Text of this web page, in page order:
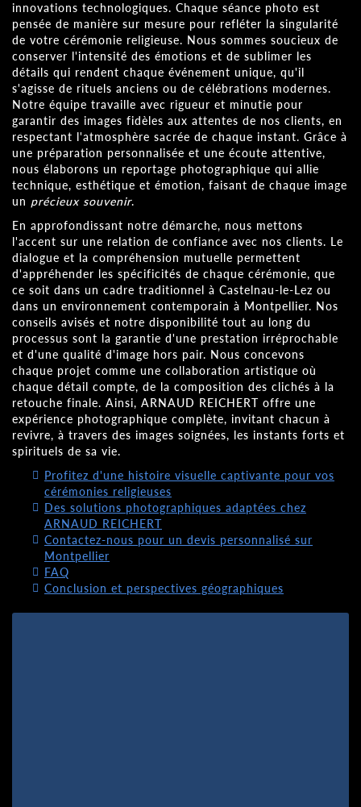
innovations technologiques. Chaque séance photo est
pensée de manière sur mesure pour refléter la singularité
de votre cérémonie religieuse. Nous sommes soucieux de
conserver l'intensité des émotions et de sublimer les
détails qui rendent chaque événement unique, qu'il
s'agisse de rituels anciens ou de célébrations modernes.
Notre équipe travaille avec rigueur et minutie pour
garantir des images fidèles aux attentes de nos clients, en
respectant l'atmosphère sacrée de chaque instant. Grâce à
une préparation personnalisée et une écoute attentive,
nous élaborons un reportage photographique qui allie
technique, esthétique et émotion, faisant de chaque image
un précieux souvenir.
En approfondissant notre démarche, nous mettons
l'accent sur une relation de confiance avec nos clients. Le
dialogue et la compréhension mutuelle permettent
d'appréhender les spécificités de chaque cérémonie, que
ce soit dans un cadre traditionnel à Castelnau-le-Lez ou
dans un environnement contemporain à Montpellier. Nos
conseils avisés et notre disponibilité tout au long du
processus sont la garantie d'une prestation irréprochable
et d'une qualité d'image hors pair. Nous concevons
chaque projet comme une collaboration artistique où
chaque détail compte, de la composition des clichés à la
retouche finale. Ainsi, ARNAUD REICHERT offre une
expérience photographique complète, invitant chacun à
revivre, à travers des images soignées, les instants forts et
spirituels de sa vie.
Profitez d'une histoire visuelle captivante pour vos
cérémonies religieuses
Des solutions photographiques adaptées chez
ARNAUD REICHERT
Contactez-nous pour un devis personnalisé sur
Montpellier
FAQ
Conclusion et perspectives géographiques